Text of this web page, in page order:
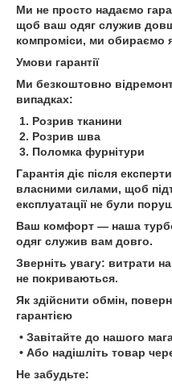
Ми не просто надаємо
щоб ваш одяг служив
компроміси, ми обираємо
Умови гарантії
Ми безкоштовно
випадках:
1. Розрив тканини
2. Розрив шва
3. Поломка фурнітури
Гарантія діє після
власними силами, щоб
експлуатації не були
Ваш комфорт — наша
одяг служив вам довго.
Зверніть увагу: витрати
не покриваються.
Як здійснити обмін,
гарантією
• Завітайте до нашого
• Або надішліть товар
Не забудьте: